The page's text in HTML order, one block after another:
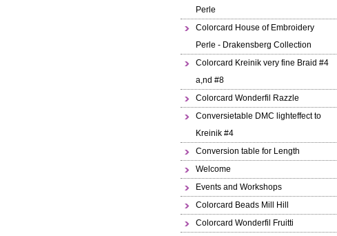
Perle
Colorcard House of Embroidery
Perle - Drakensberg Collection
Colorcard Kreinik very fine Braid #4
a,nd #8
Colorcard Wonderfil Razzle
Conversietable DMC lighteffect to
Kreinik #4
Conversion table for Length
Welcome
Events and Workshops
Colorcard Beads Mill Hill
Colorcard Wonderfil Fruitti